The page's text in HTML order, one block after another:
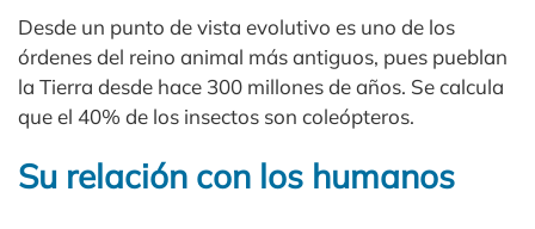
Desde un punto de vista evolutivo es uno de los
órdenes del reino animal más antiguos, pues pueblan
la Tierra desde hace 300 millones de años. Se calcula
que el 40% de los insectos son coleópteros.
Su relación con los humanos